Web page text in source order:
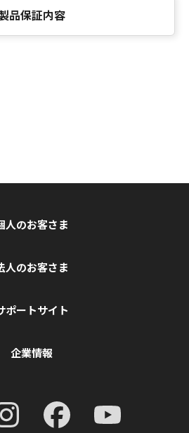
品保証内容
人のお客さま
人のお客さま
ポートサイト
企業情報